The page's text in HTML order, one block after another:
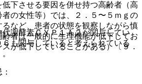
下させる要因を併せ持つ高齢者（高
の女性等）では、２．５〜５ｍｇの
など、患者の状態を観察しながら慎
者は一般的に生理機能が低下してお
が低下していることがある）〔９．
謝酵素ＣＹＰ１Ａ２が関与してい
も関与していると考えられている